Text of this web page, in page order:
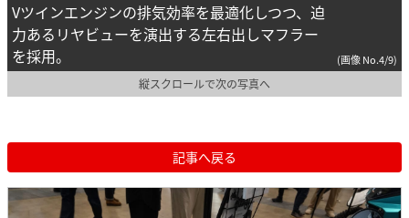
Vツインエンジンの排気効率を最適化しつつ、迫
力あるリヤビューを演出する左右出しマフラー
を採用。
(画像 No.4/9)
縦スクロールで次の写真へ
記事へ戻る